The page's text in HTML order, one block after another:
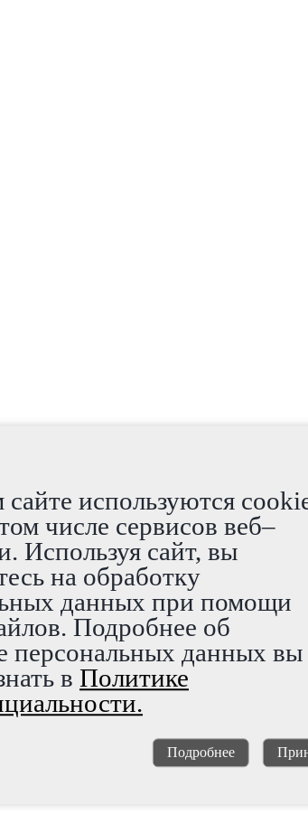
используются
числе сервисов веб–
Используя сайт, вы
на обработку
данных при помощи
Подробнее об
персональных данных вы
в Политике
Подробнее